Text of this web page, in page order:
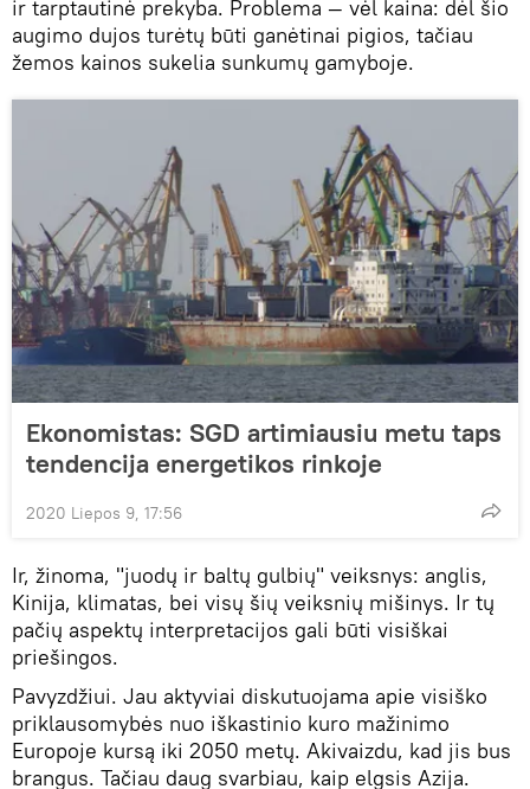
ir tarptautinė prekyba. Problema — vėl kaina: dėl šio
augimo dujos turėtų būti ganėtinai pigios, tačiau
žemos kainos sukelia sunkumų gamyboje.
Ekonomistas: SGD artimiausiu metu taps
tendencija energetikos rinkoje
2020 Liepos 9, 17:56
Ir, žinoma, "juodų ir baltų gulbių" veiksnys: anglis,
Kinija, klimatas, bei visų šių veiksnių mišinys. Ir tų
pačių aspektų interpretacijos gali būti visiškai
priešingos.
Pavyzdžiui. Jau aktyviai diskutuojama apie visiško
priklausomybės nuo iškastinio kuro mažinimo
Europoje kursą iki 2050 metų. Akivaizdu, kad jis bus
brangus. Tačiau daug svarbiau, kaip elgsis Azija.